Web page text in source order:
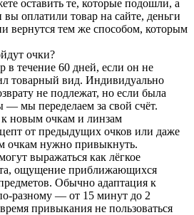
оставить те, которые подошли, а
оплатили товар на сайте, деньги
вернутся тем же способом, которым
очки?
в течение 60 дней, если он не
товарный вид. Индивидуально
не подлежат, но если была
мы переделаем за свой счёт.
к новым очкам и линзам
от предыдущих очков или даже
очкам нужно привыкнуть.
выражаться как лёгкое
ощущение приближающихся
Обычно адаптация к
разному — от 15 минут до 2
привыкания не пользоваться